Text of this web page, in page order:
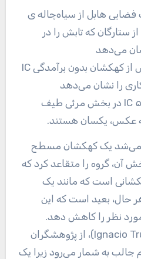
هابل از سیاه‌چاله ی
ستارگان که تابش را در
می‌دهد
عکس دوم: عکس فرابنفش از کهکشان بدون برآمدگی IC
عکس، یکسان هستند.
می‌شد یک کهکشان مسطح
آن، گروه را متقاعد کرد که
است که مانند یک
حال، بعید است که این
مورد نظر را کاهش دهد.
«ایگناسیو تروخیلو»(Ignacio Trujillo)، از پژوهشگران
جالب به شمار می‌رود زیرا یک